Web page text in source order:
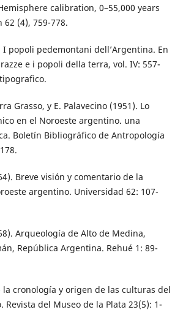
calibration, 0–55,000 years
62 (4), 759-778.
I popoli pedemontani dell’Argentina. En
e i popoli della terra, vol. IV: 557-
Grasso, y E. Palavecino (1951). Lo
en el Noroeste argentino. una
Boletín Bibliográfico de Antropología
Breve visión y comentario de la
argentino. Universidad 62: 107-
Arqueología de Alto de Medina,
República Argentina. Rehué 1: 89-
la cronología y origen de las culturas del
Revista del Museo de la Plata 23(5): 1-